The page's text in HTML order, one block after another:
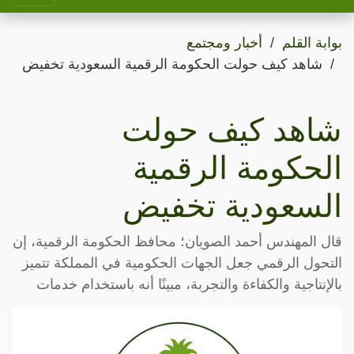
بوابة القلم
أخبار ومجتمع
شاهد كيف حولت الحكومة الرقمية السعودية تخفيض
شاهد كيف حولت
الحكومة الرقمية
السعودية تخفيض
قال المهندس أحمد الصويان؛ محافظ الحكومة الرقمية، إن
التحول الرقمي جعل الجهات الحكومية في المملكة تتميز
بالإنتاجية والكفاءة والتجربة، مبينًا أنه باستخدام خدمات